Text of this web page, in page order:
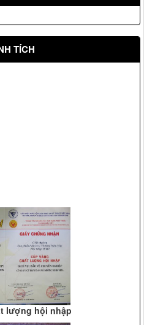
chức trung ương (2009)
bảo vệ hội nghị Apec 14
TÍCH
lượng hội nhập